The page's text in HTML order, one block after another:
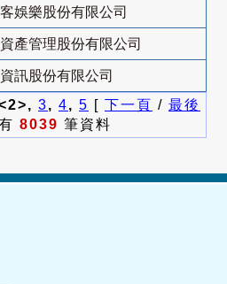
娛樂股份有限公司
產管理股份有限公司
訊股份有限公司
3, 4, 5 [ 下一頁 / 最後
8039 筆資料